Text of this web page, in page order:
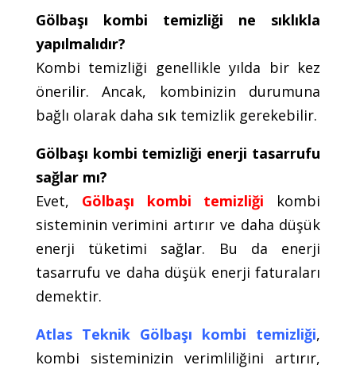
Gölbaşı kombi temizliği ne sıklıkla
yapılmalıdır?
Kombi temizliği genellikle yılda bir kez
önerilir. Ancak, kombinizin durumuna
bağlı olarak daha sık temizlik gerekebilir.
Gölbaşı kombi temizliği enerji tasarrufu
sağlar mı?
Evet, Gölbaşı kombi temizliği kombi
sisteminin verimini artırır ve daha düşük
enerji tüketimi sağlar. Bu da enerji
tasarrufu ve daha düşük enerji faturaları
demektir.
Atlas Teknik Gölbaşı kombi temizliği,
kombi sisteminizin verimliliğini artırır,